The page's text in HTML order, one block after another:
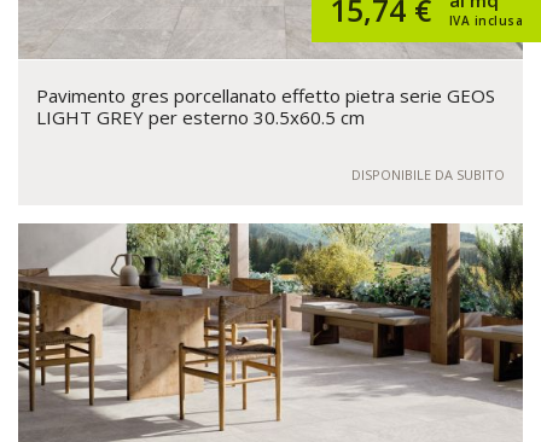
15,74 € IVA inclusa
Pavimento gres porcellanato effetto pietra serie GEOS
LIGHT GREY per esterno 30.5x60.5 cm
DISPONIBILE DA SUBITO